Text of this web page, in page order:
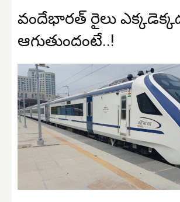
వందేభారత్‌ రైలు
ఆగుతుందంటే..!